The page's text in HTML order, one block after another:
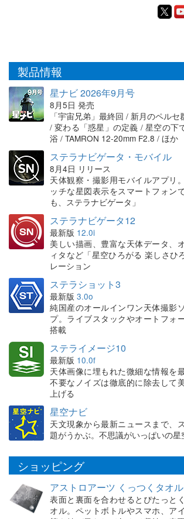
製品情報
星ナビ 2026年9月号
8月5日 発売
「宇宙兄弟」最終回 / 新月のペル
/ 変わる「惑星」の定義 / 星空の下
浴 / TAMRON 12-20mm F2.8 / ほか
ステラナビゲータ・モバイル
8月4日 リリース
天体観察・撮影用モバイルアプリ
ッチな星図表示をスマートフォン
も、ステラナビゲータ」
ステラナビゲータ12
最新版 12.0i
美しい描画、豊富な天体データ、
ィタなど「星空ひろがる 楽しさひ
レーション
ステラショット3
最新版 3.0o
純国産のオールインワン天体撮影
プ。ライブスタックやオートフォ
搭載
ステライメージ10
最新版 10.0f
天体画像に埋もれた微細な情報を
不要なノイズは徹底的に除去して
上げる
星空ナビ
天文現象から最新ニュースまで、
題がうかぶ。不思議がいっぱいの星
ショッピング
アストロアーツ くっつくタオ
表面と裏面を合わせるとぴたっと
オル。ペットボトルやスマホ、ア